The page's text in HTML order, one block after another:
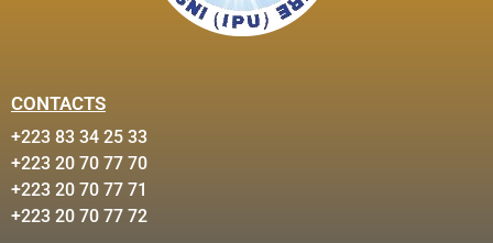
CONTACTS
+223 83 34 25 33
+223 20 70 77 70
+223 20 70 77 71
+223 20 70 77 72